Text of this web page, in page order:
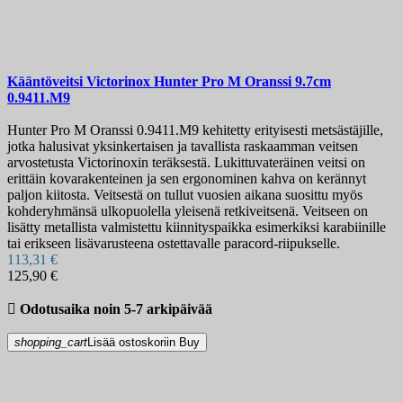
Kääntöveitsi Victorinox Hunter Pro M Oranssi 9.7cm
0.9411.M9
Hunter Pro M Oranssi 0.9411.M9 kehitetty erityisesti metsästäjille,
jotka halusivat yksinkertaisen ja tavallista raskaamman veitsen
arvostetusta Victorinoxin teräksestä. Lukittuvateräinen veitsi on
erittäin kovarakenteinen ja sen ergonominen kahva on kerännyt
paljon kiitosta. Veitsestä on tullut vuosien aikana suosittu myös
kohderyhmänsä ulkopuolella yleisenä retkiveitsenä. Veitseen on
lisätty metallista valmistettu kiinnityspaikka esimerkiksi karabiinille
tai erikseen lisävarusteena ostettavalle paracord-riipukselle.
113,31 €
125,90 €
 Odotusaika noin 5-7 arkipäivää
shopping_cartLisää ostoskoriin Buy